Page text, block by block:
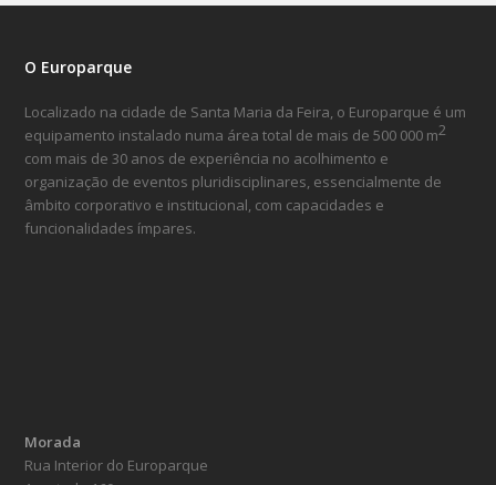
O Europarque
Localizado na cidade de Santa Maria da Feira, o Europarque é um
equipamento instalado numa área total de mais de 500 000 m2
com mais de 30 anos de experiência no acolhimento e
organização de eventos pluridisciplinares, essencialmente de
âmbito corporativo e institucional, com capacidades e
funcionalidades ímpares.
Morada
Rua Interior do Europarque